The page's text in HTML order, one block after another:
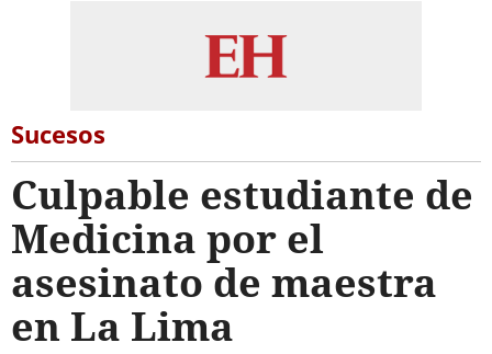
Sucesos
Culpable estudiante de
Medicina por el
asesinato de maestra
en La Lima